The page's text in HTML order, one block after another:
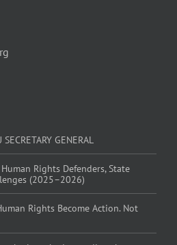
GENERAL
Rights Defenders, State
(2025–2026)
Rights Become Action. Not